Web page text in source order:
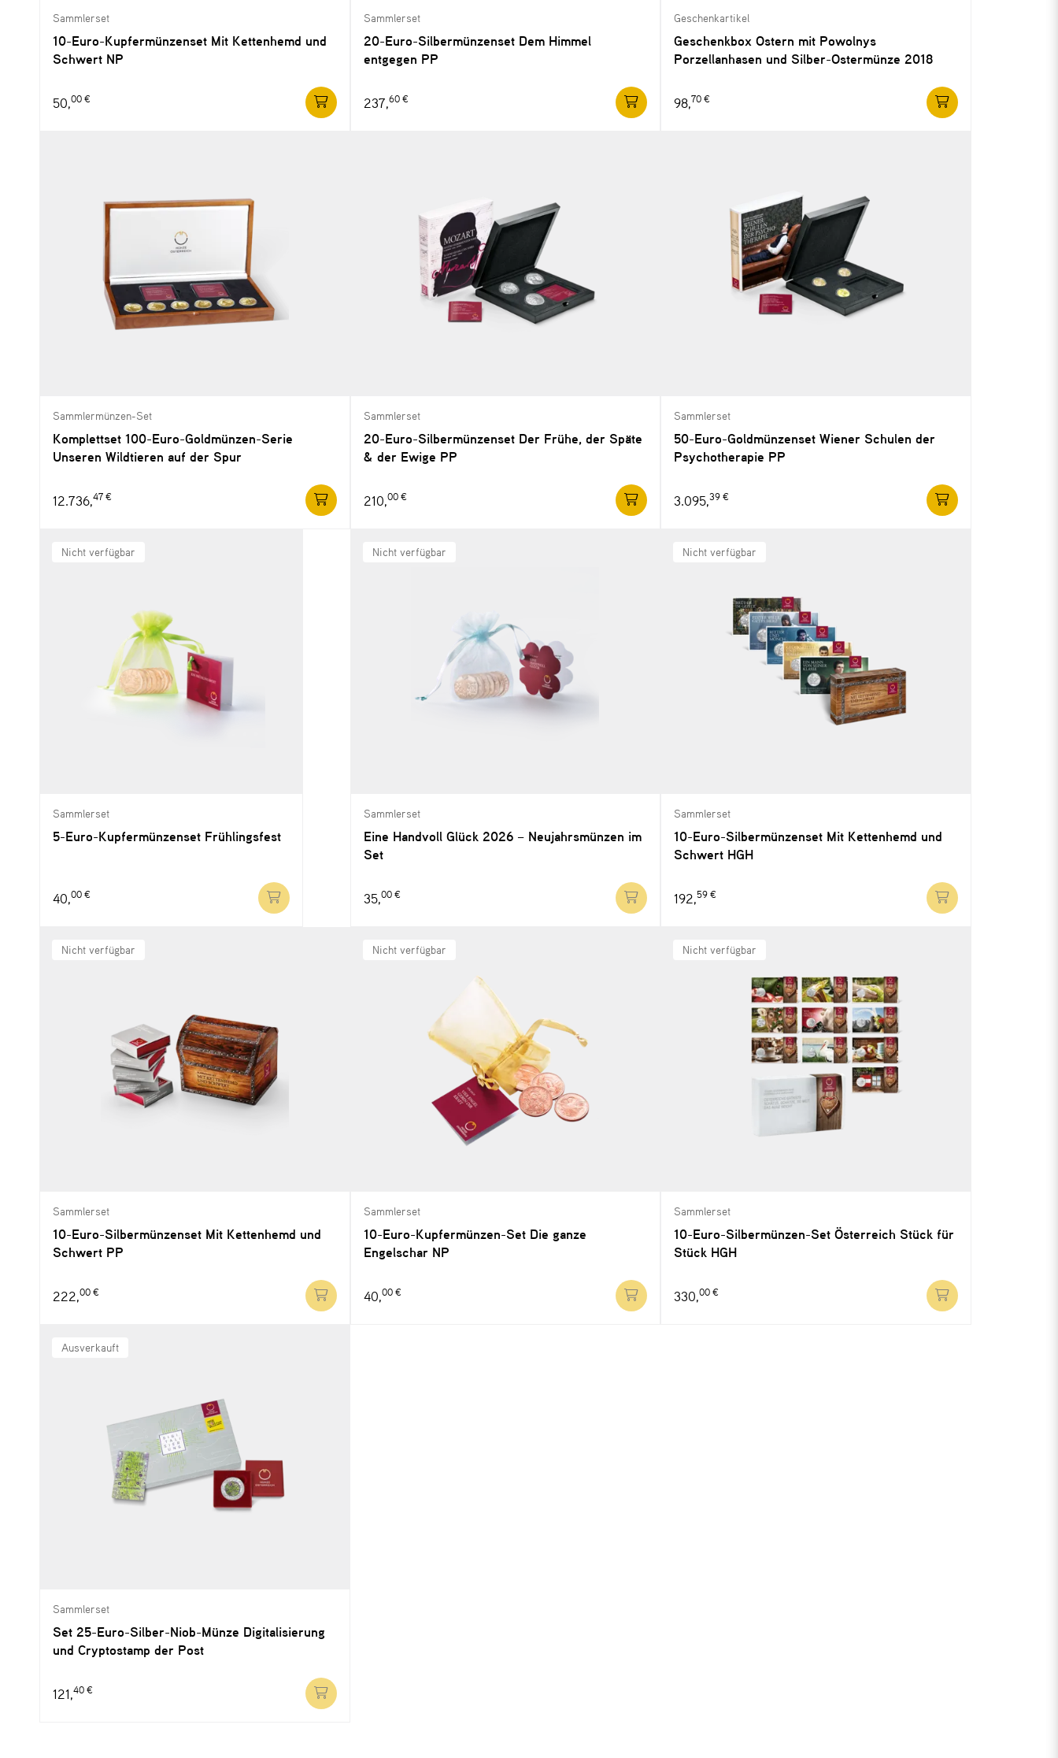
Sammlerset
10-Euro-Kupfermünzenset Mit Kettenhemd und
Schwert NP
50, 00 €
Sammlerset
20-Euro-Silbermünzenset Dem Himmel
entgegen PP
237, 60 €
Geschenkartikel
Geschenkbox Ostern mit Powolnys
Porzellanhasen und Silber-Ostermünze 2018
98,70 €
Sammlermünzen-Set
Komplettset 100-Euro-Goldmünzen-Serie
Unseren Wildtieren auf der Spur
12.736, 47 €
Sammlerset
20-Euro-Silbermünzenset Der Frühe, der Späte
& der Ewige PP
210, 00 €
Sammlerset
50-Euro-Goldmünzenset Wiener Schulen der
Psychotherapie PP
3.095,39 €
Nicht verfügbar
Sammlerset
5-Euro-Kupfermünzenset Frühlingsfest
40, 00 €
Nicht verfügbar
Sammlerset
Eine Handvoll Glück 2026 – Neujahrsmünzen im
Set
35, 00 €
Nicht verfügbar
Sammlerset
10-Euro-Silbermünzenset Mit Kettenhemd und
Schwert HGH
192,59 €
Nicht verfügbar
Sammlerset
10-Euro-Silbermünzenset Mit Kettenhemd und
Schwert PP
222, 00 €
Nicht verfügbar
Sammlerset
10-Euro-Kupfermünzen-Set Die ganze
Engelschar NP
40, 00 €
Nicht verfügbar
Sammlerset
10-Euro-Silbermünzen-Set Österreich Stück für
Stück HGH
330,00 €
Ausverkauft
Sammlerset
Set 25-Euro-Silber-Niob-Münze Digitalisierung
und Cryptostamp der Post
121, 40 €